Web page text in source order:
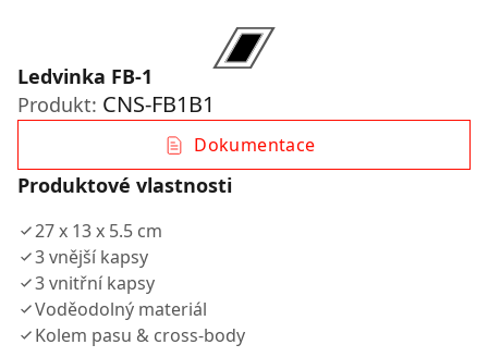
Ledvinka FB-1
Produkt: CNS-FB1B1
Dokumentace
Produktové vlastnosti
27 x 13 x 5.5 cm
3 vnější kapsy
3 vnitřní kapsy
Voděodolný materiál
Kolem pasu & cross-body